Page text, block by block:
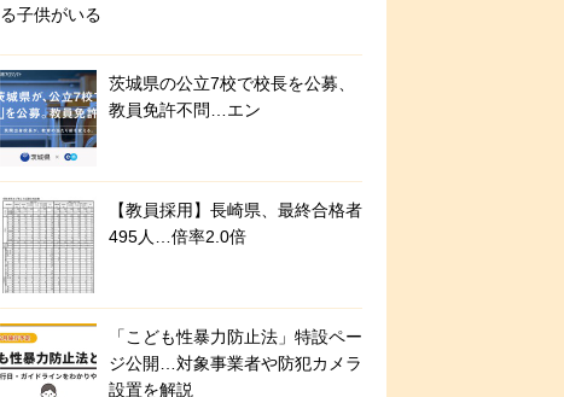
る子供がいる
茨城県の公立7校で校長を公募、
教員免許不問…エン
【教員採用】長崎県、最終合格者
495人…倍率2.0倍
「こども性暴力防止法」特設ペー
ジ公開…対象事業者や防犯カメラ
設置を解説